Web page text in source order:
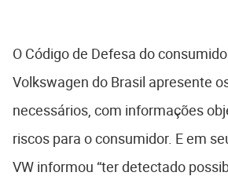
O Código de Defesa do
Volkswagen do Brasil apresente
necessários, com informações
riscos para o consumidor. E em
VW informou “ter detectado